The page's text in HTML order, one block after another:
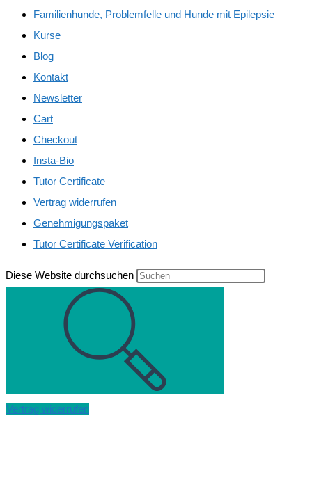
Familienhunde, Problemfelle und Hunde mit Epilepsie
Kurse
Blog
Kontakt
Newsletter
Cart
Checkout
Insta-Bio
Tutor Certificate
Vertrag widerrufen
Genehmigungspaket
Tutor Certificate Verification
Diese Website durchsuchen
Vertrag widerrufen